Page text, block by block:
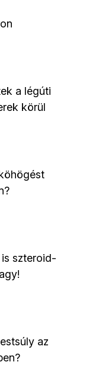
a légúti
körül
szteroid-
az